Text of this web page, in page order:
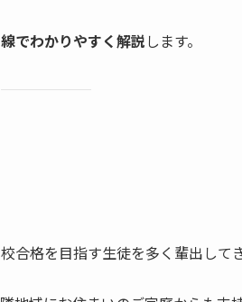
でわかりやすく解説します。
合格を目指す生徒を多く輩出して